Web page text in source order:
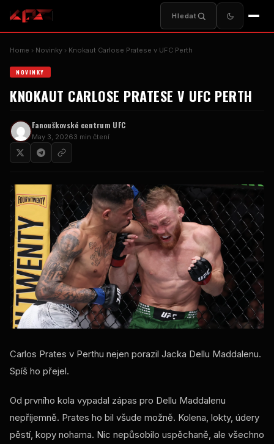
Hledat
Home Novinky Knokaut Carlose Pratese v UFC Perth
NOVINKY
KNOKAUT CARLOSE PRATESE V UFC PERTH
Fanouškovské centrum UFC
May 3, 20263 min čtení
Carlos Prates v Perthu nejen porazil Jacka Dellu Maddalenu.
Spíš ho přejel.
Od prvního kola vypadal zápas pro Dellu Maddalenu
nepříjemně. Prates ho bil všude možně. Kolena, lokty, údery
pěstí, kopy nohama. Nic nepůsobilo uspěchaně, ale všechno